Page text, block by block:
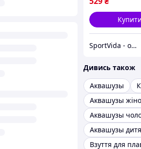
SportVida - офіційний інтернет-магазин
Дивись також
Аквашузы
Аквашузы
Аквашузы
Аквашузы
Взуття для